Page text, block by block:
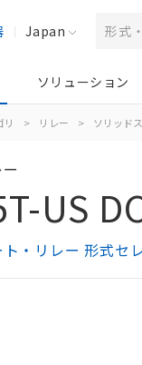
Japan
ソリューション
リ > リレー > ソリッド
US
・リレー 形式セ